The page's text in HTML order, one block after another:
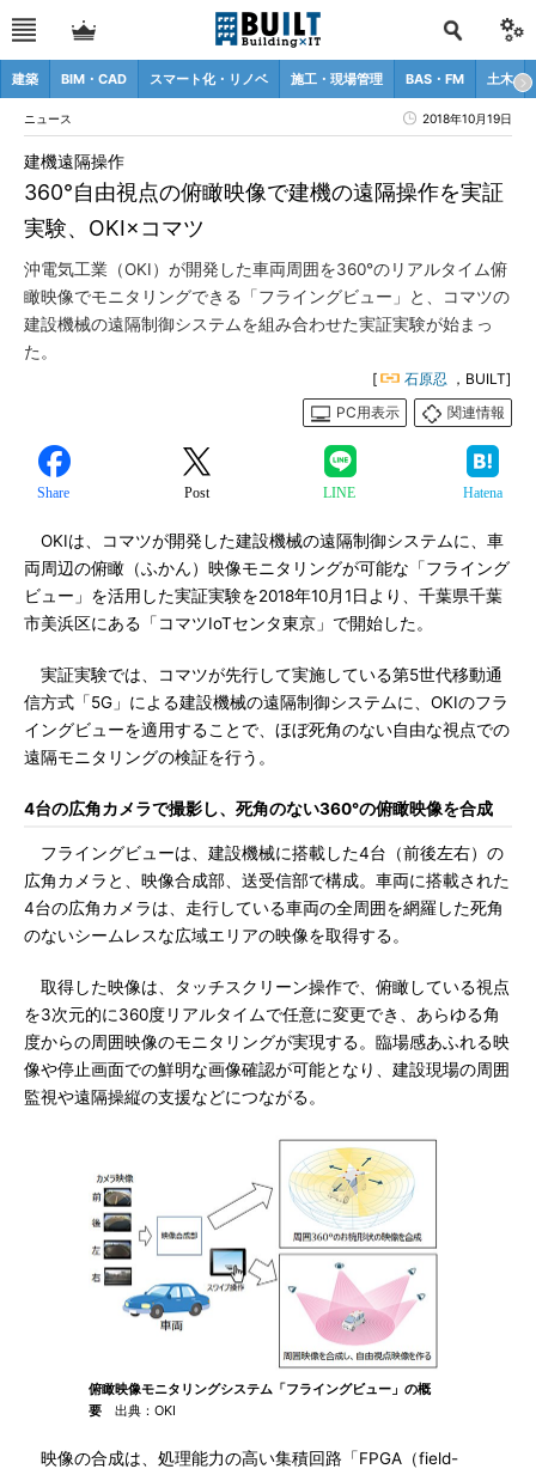
建築 BIM・CAD スマート化・リノベ 施工・現場管理 BAS・FM 土木
ニュース 2018年10月19日
360°自由視点の俯瞰映像で建機の遠隔操作を実証
実験、OKI×コマツ
建機遠隔操作
沖電気工業（OKI）が開発した車両周囲を360°のリアルタイム俯
瞰映像でモニタリングできる「フライングビュー」と、コマツの
建設機械の遠隔制御システムを組み合わせた実証実験が始まっ
た。
[ 石原忍 ，BUILT]
PC用表示
関連情報
Share Post LINE Hatena
OKIは、コマツが開発した建設機械の遠隔制御システムに、車
両周辺の俯瞰（ふかん）映像モニタリングが可能な「フライング
ビュー」を活用した実証実験を2018年10月1日より、千葉県千葉
市美浜区にある「コマツIoTセンタ東京」で開始した。
実証実験では、コマツが先行して実施している第5世代移動通
信方式「5G」による建設機械の遠隔制御システムに、OKIのフラ
イングビューを適用することで、ほぼ死角のない自由な視点での
遠隔モニタリングの検証を行う。
4台の広角カメラで撮影し、死角のない360°の俯瞰映像を合成
フライングビューは、建設機械に搭載した4台（前後左右）の
広角カメラと、映像合成部、送受信部で構成。車両に搭載された
4台の広角カメラは、走行している車両の全周囲を網羅した死角
のないシームレスな広域エリアの映像を取得する。
取得した映像は、タッチスクリーン操作で、俯瞰している視点
を3次元的に360度リアルタイムで任意に変更でき、あらゆる角
度からの周囲映像のモニタリングが実現する。臨場感あふれる映
像や停止画面での鮮明な画像確認が可能となり、建設現場の周囲
監視や遠隔操縦の支援などにつながる。
俯瞰映像モニタリングシステム「フライングビュー」の概
要 出典：OKI
映像の合成は、処理能力の高い集積回路「FPGA（field-